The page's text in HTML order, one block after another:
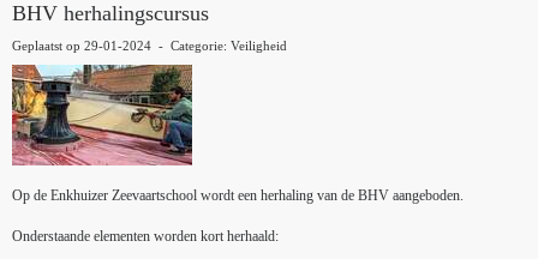
BHV herhalingscursus
Geplaatst op 29-01-2024 - Categorie: Veiligheid
Op de Enkhuizer Zeevaartschool wordt een herhaling van de BHV aangeboden.
Onderstaande elementen worden kort herhaald: